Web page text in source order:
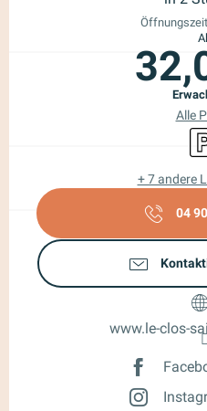
Alle
+ 7 andere
04
www.le-clos-